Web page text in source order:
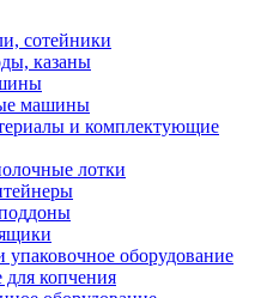
сотейники
казаны
машины
и комплектующие
лотки
упаковочное оборудование
копчения